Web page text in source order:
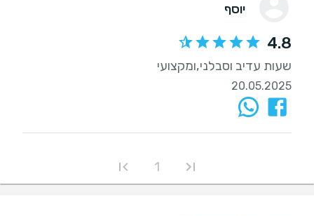
יוסף
4.8
שעות עדיב וסבלני,ומקצועי
20.05.2025
1